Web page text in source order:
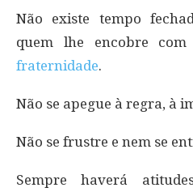
Não existe tempo
quem lhe encobre
fraternidade.
Não se apegue à regra, à
Não se frustre e nem se
Sempre haverá